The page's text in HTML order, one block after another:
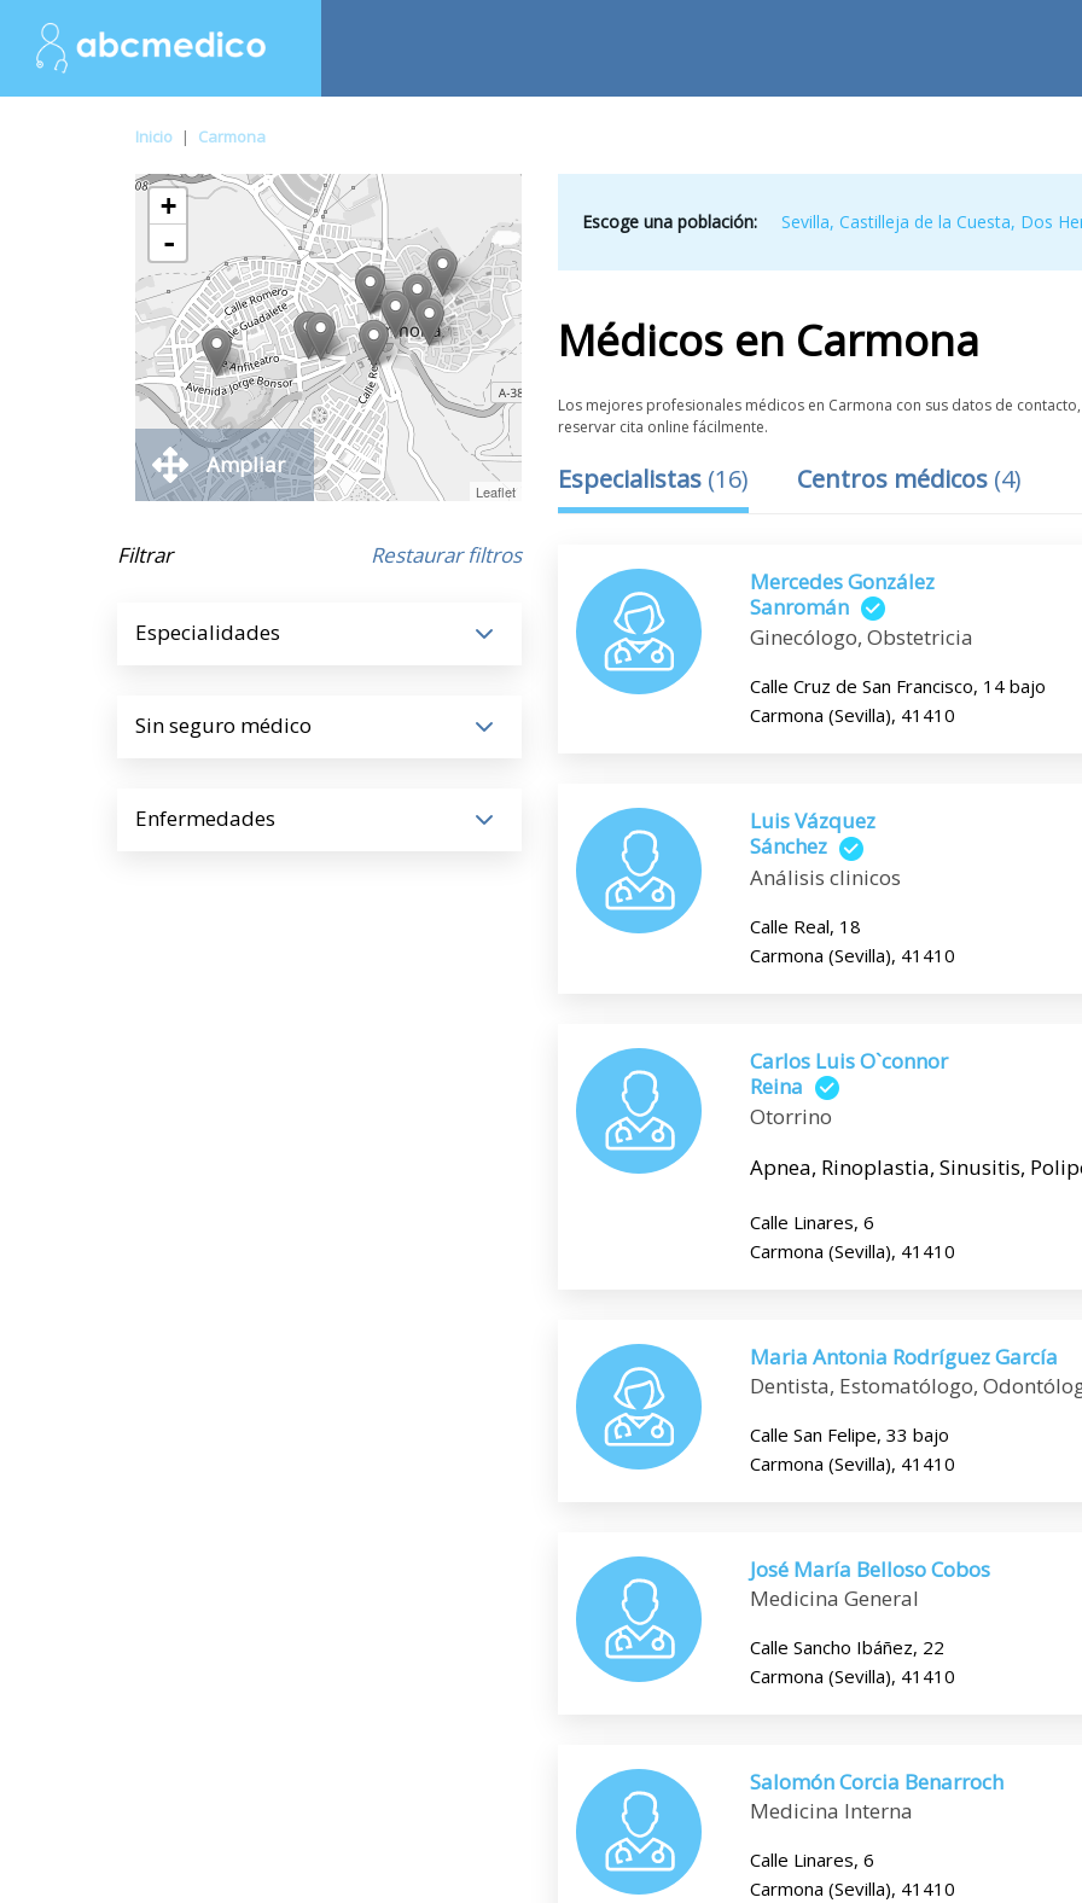
Inicio | Carmona
+
-
Leaflet
Ampliar
Filtrar Restaurar filtros
Especialidades
Sin seguro médico
Enfermedades
Escoge una población: Sevilla,Castilleja de la Cuesta, Dos
Médicos en Carmona
Los mejores profesionales médicos en Carmona con sus datos de
reservar cita online fácilmente.
Especialistas (16) Centros médicos (4)
Mercedes González
Sanromán
Ginecólogo, Obstetricia
Calle Cruz de San Francisco, 14 bajo
Carmona (Sevilla), 41410
Luis Vázquez
Sánchez
Análisis clinicos
Calle Real, 18
Carmona (Sevilla), 41410
Carlos Luis O`connor
Reina
Otorrino
Apnea, Rinoplastia, Sinusitis,
Calle Linares, 6
Carmona (Sevilla), 41410
Maria Antonia Rodríguez García
Dentista, Estomatólogo,
Calle San Felipe, 33 bajo
Carmona (Sevilla), 41410
José María Belloso Cobos
Medicina General
Calle Sancho Ibáñez, 22
Carmona (Sevilla), 41410
Salomón Corcia Benarroch
Medicina Interna
Calle Linares, 6
Carmona (Sevilla), 41410